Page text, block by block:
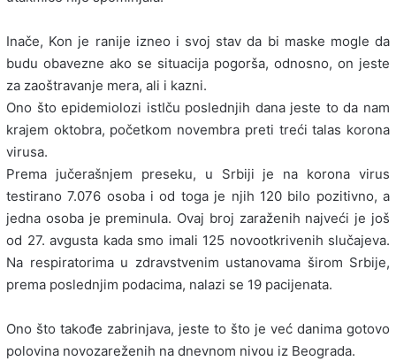
Inače, Kon je ranije izneo i svoj stav da bi maske mogle da
budu obavezne ako se situacija pogorša, odnosno, on jeste
za zaoštravanje mera, ali i kazni.
Ono što epidemiolozi istIču poslednjih dana jeste to da nam
krajem oktobra, početkom novembra preti treći talas korona
virusa.
Prema jučerašnjem preseku, u Srbiji je na korona virus
testirano 7.076 osoba i od toga je njih 120 bilo pozitivno, a
jedna osoba je preminula. Ovaj broj zaraženih najveći je još
od 27. avgusta kada smo imali 125 novootkrivenih slučajeva.
Na respiratorima u zdravstvenim ustanovama širom Srbije,
prema poslednjim podacima, nalazi se 19 pacijenata.
Ono što takođe zabrinjava, jeste to što je već danima gotovo
polovina novozareženih na dnevnom nivou iz Beograda.